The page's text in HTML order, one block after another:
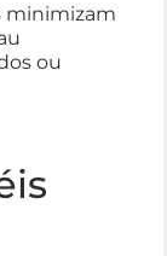
minimizam
ou